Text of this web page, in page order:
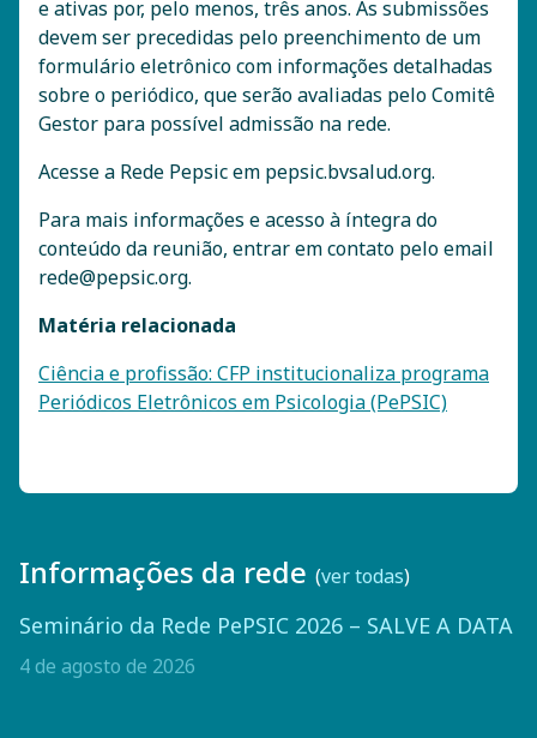
e ativas por, pelo menos, três anos. As submissões
devem ser precedidas pelo preenchimento de um
formulário eletrônico com informações detalhadas
sobre o periódico, que serão avaliadas pelo Comitê
Gestor para possível admissão na rede.
Acesse a Rede Pepsic em pepsic.bvsalud.org.
Para mais informações e acesso à íntegra do
conteúdo da reunião, entrar em contato pelo email
rede@pepsic.org.
Matéria relacionada
Ciência e profissão: CFP institucionaliza programa
Periódicos Eletrônicos em Psicologia (PePSIC)
Informações da rede (ver todas)
Seminário da Rede PePSIC 2026 – SALVE A DATA
4 de agosto de 2026